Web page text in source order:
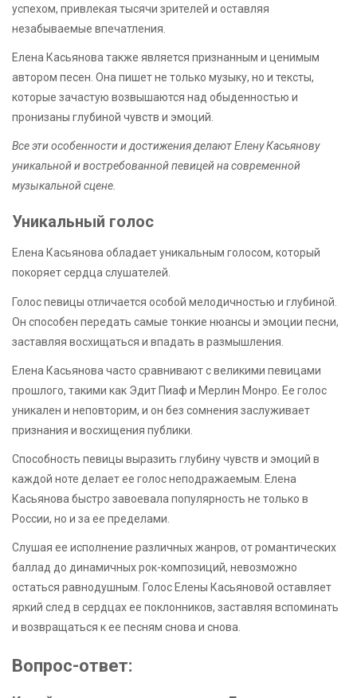
успехом, привлекая тысячи зрителей и оставляя
незабываемые впечатления.
Елена Касьянова также является признанным и ценимым
автором песен. Она пишет не только музыку, но и тексты,
которые зачастую возвышаются над обыденностью и
пронизаны глубиной чувств и эмоций.
Все эти особенности и достижения делают Елену Касьянову
уникальной и востребованной певицей на современной
музыкальной сцене.
Уникальный голос
Елена Касьянова обладает уникальным голосом, который
покоряет сердца слушателей.
Голос певицы отличается особой мелодичностью и глубиной.
Он способен передать самые тонкие нюансы и эмоции песни,
заставляя восхищаться и впадать в размышления.
Елена Касьянова часто сравнивают с великими певицами
прошлого, такими как Эдит Пиаф и Мерлин Монро. Ее голос
уникален и неповторим, и он без сомнения заслуживает
признания и восхищения публики.
Способность певицы выразить глубину чувств и эмоций в
каждой ноте делает ее голос неподражаемым. Елена
Касьянова быстро завоевала популярность не только в
России, но и за ее пределами.
Слушая ее исполнение различных жанров, от романтических
баллад до динамичных рок-композиций, невозможно
остаться равнодушным. Голос Елены Касьяновой оставляет
яркий след в сердцах ее поклонников, заставляя вспоминать
и возвращаться к ее песням снова и снова.
Вопрос-ответ: